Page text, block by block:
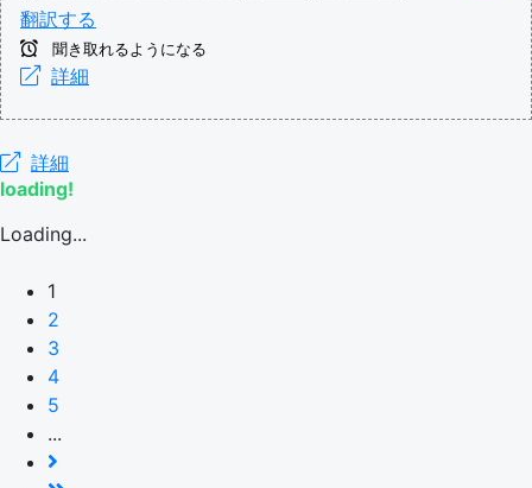
翻訳する
聞き取れるようになる
詳細
詳細
loading!
Loading...
1
2
3
4
5
...